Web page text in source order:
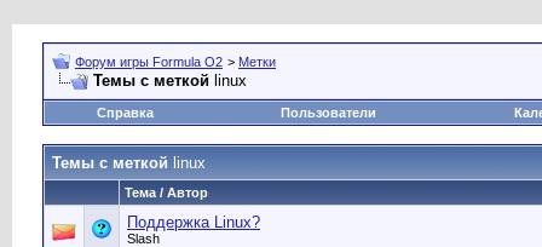
Форум игры Formula O2 > Метки
Темы с меткой linux
Справка Пользователи
Темы с меткой linux
Тема / Автор
Поддержка Linux?
Slash